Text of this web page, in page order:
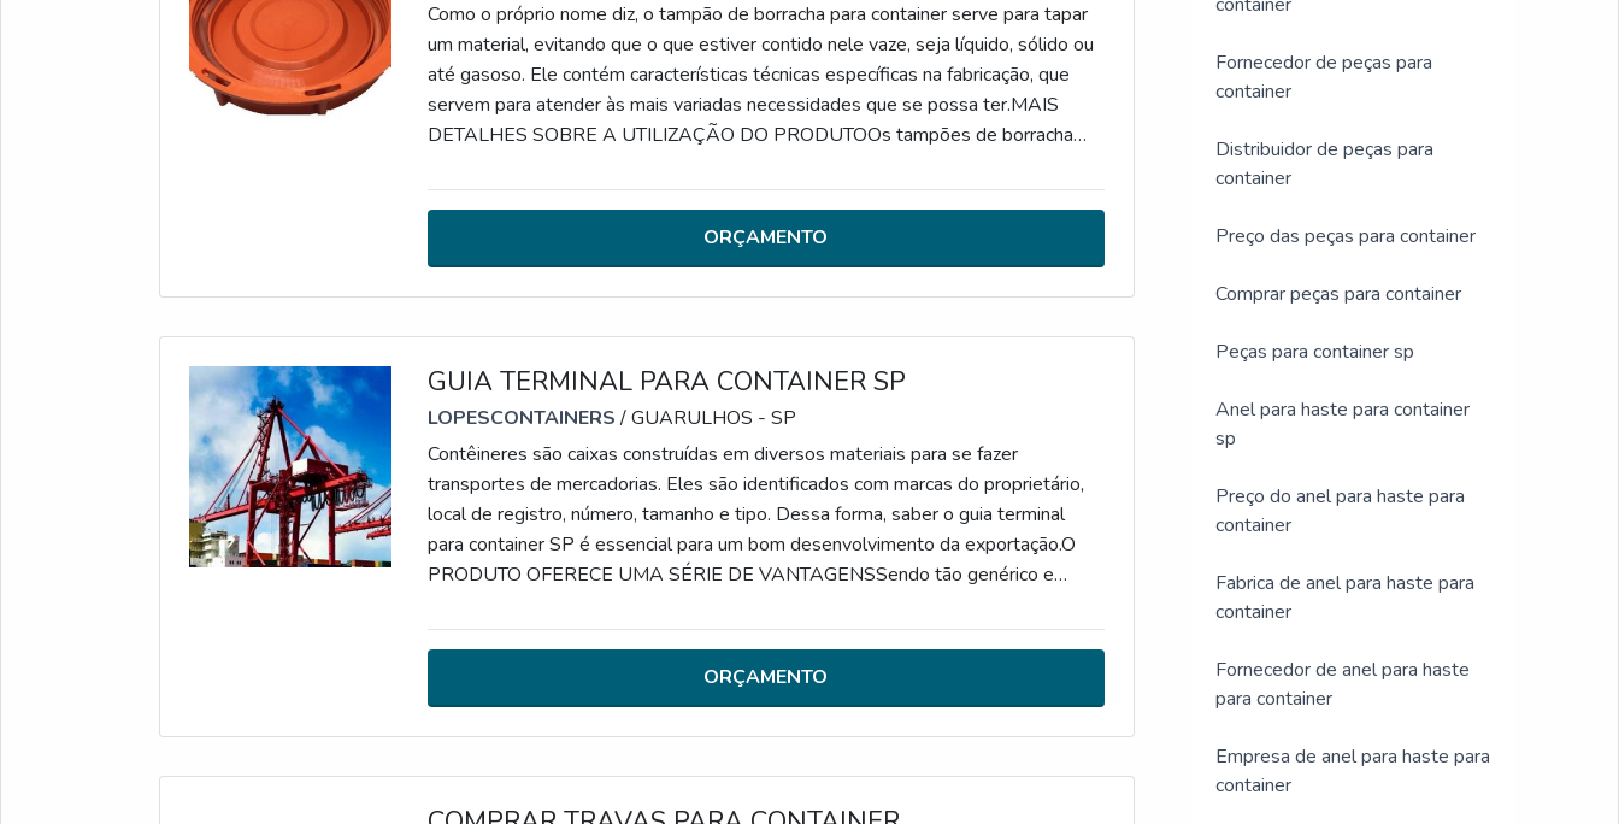
Como o próprio nome diz, o tampão de borracha para container serve para tapar
um material, evitando que o que estiver contido nele vaze, seja líquido, sólido ou
até gasoso. Ele contém características técnicas específicas na fabricação, que
servem para atender às mais variadas necessidades que se possa ter.MAIS
DETALHES SOBRE A UTILIZAÇÃO DO PRODUTOOs tampões de borracha
personalizada, obedecendo às características, dimensões e u
ORÇAMENTO
GUIA TERMINAL PARA CONTAINER SP
LOPESCONTAINERS/ GUARULHOS - SP
Contêineres são caixas construídas em diversos materiais para se fazer
transportes de mercadorias. Eles são identificados com marcas do proprietário,
local de registro, número, tamanho e tipo. Dessa forma, saber o guia terminal
para container SP é essencial para um bom desenvolvimento da exportação.O
PRODUTO OFERECE UMA SÉRIE DE VANTAGENSSendo tão genérico e
coisa, desde grãos de café até autopeças e componentes de celu
ORÇAMENTO
Fornecedor de peças para
container
Distribuidor de peças para
container
Preço das peças para container
Comprar peças para container
Peças para container sp
Anel para haste para container
sp
Preço do anel para haste para
container
Fabrica de anel para haste para
container
Fornecedor de anel para haste
para container
Empresa de anel para haste para
container